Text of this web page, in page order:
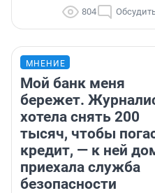
804
МНЕНИЕ
Мой банк меня
бережет.
хотела снять 200
тысяч, чтобы
кредит, — к ней
приехала служба
безопасности